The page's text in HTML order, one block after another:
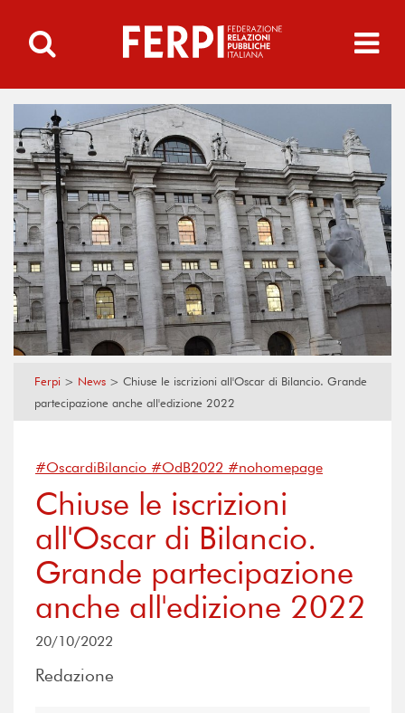
Ferpi > News > Chiuse le iscrizioni all'Oscar di Bilancio. Grande
partecipazione anche all'edizione 2022
#OscardiBilancio #OdB2022 #nohomepage
Chiuse le iscrizioni
all'Oscar di Bilancio.
Grande partecipazione
anche all'edizione 2022
20/10/2022
Redazione